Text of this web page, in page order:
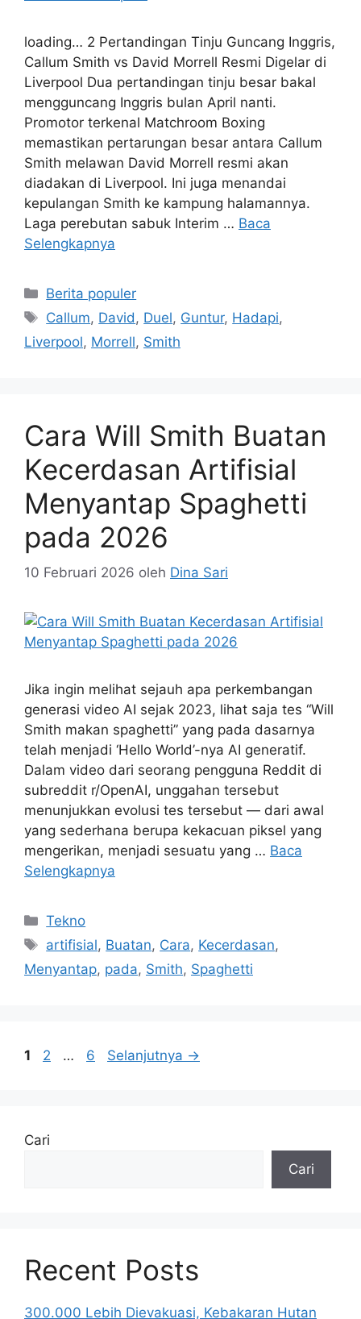
loading… 2 Pertandingan Tinju Guncang Inggris,
Callum Smith vs David Morrell Resmi Digelar di
Liverpool Dua pertandingan tinju besar bakal
mengguncang Inggris bulan April nanti.
Promotor terkenal Matchroom Boxing
memastikan pertarungan besar antara Callum
Smith melawan David Morrell resmi akan
diadakan di Liverpool. Ini juga menandai
kepulangan Smith ke kampung halamannya.
Laga perebutan sabuk Interim … Baca
Selengkapnya
Kategori
Berita populer
Tag
Callum, David , Duel, Guntur, Hadapi,
Liverpool, Morrell, Smith
Cara Will Smith Buatan
Kecerdasan Artifisial
Menyantap Spaghetti
pada 2026
10 Februari 2026 oleh Dina Sari
Jika ingin melihat sejauh apa perkembangan
generasi video AI sejak 2023, lihat saja tes “Will
Smith makan spaghetti” yang pada dasarnya
telah menjadi ‘Hello World’-nya AI generatif.
Dalam video dari seorang pengguna Reddit di
subreddit r/OpenAI, unggahan tersebut
menunjukkan evolusi tes tersebut — dari awal
yang sederhana berupa kekacuan piksel yang
mengerikan, menjadi sesuatu yang … Baca
Selengkapnya
Kategori
Tekno
Tag
artifisial, Buatan, Cara, Kecerdasan,
Menyantap, pada, Smith, Spaghetti
Halaman
1 Halaman
2 … Halaman
6 Selanjutnya →
Cari
Cari
Recent Posts
300.000 Lebih Dievakuasi, Kebakaran Hutan